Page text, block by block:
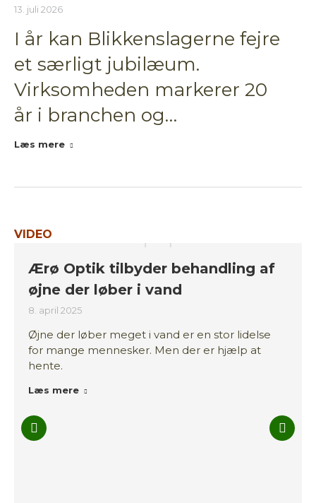
13. juli 2026
I år kan Blikkenslagerne fejre
et særligt jubilæum.
Virksomheden markerer 20
år i branchen og…
Læs mere
VIDEO
Ærø Optik tilbyder behandling af
øjne der løber i vand
8. april 2025
Øjne der løber meget i vand er en stor lidelse
for mange mennesker. Men der er hjælp at
hente.
Læs mere